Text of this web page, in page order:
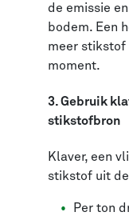
de emissie
bodem. Een
meer stikstof
moment.
3.Gebruik
stikstofbron
Klaver, een
stikstof uit
Per ton